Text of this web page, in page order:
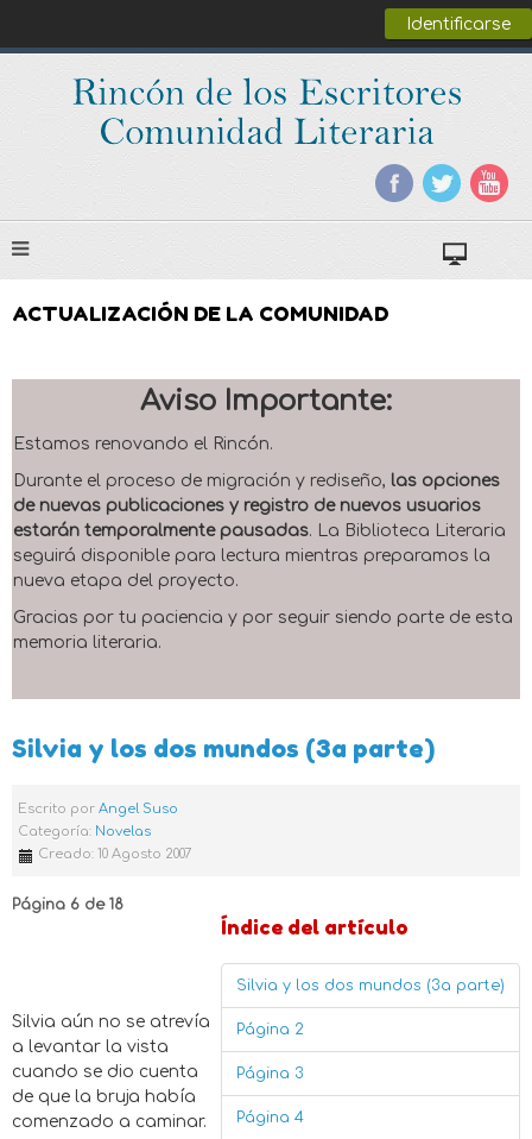
Identificarse
ACTUALIZACIÓN DE LA COMUNIDAD
Aviso Importante:
Estamos renovando el Rincón.
Durante el proceso de migración y rediseño, las opciones
de nuevas publicaciones y registro de nuevos usuarios
estarán temporalmente pausadas. La Biblioteca Literaria
seguirá disponible para lectura mientras preparamos la
nueva etapa del proyecto.
Gracias por tu paciencia y por seguir siendo parte de esta
memoria literaria.
Silvia y los dos mundos (3a parte)
Escrito por Angel Suso
Categoría: Novelas
Creado: 10 Agosto 2007
Índice del artículo
Silvia y los dos mundos (3a parte)
Página 2
Página 3
Página 4
Página 6 de 18
Silvia aún no se atrevía
a levantar la vista
cuando se dio cuenta
de que la bruja había
comenzado a caminar.